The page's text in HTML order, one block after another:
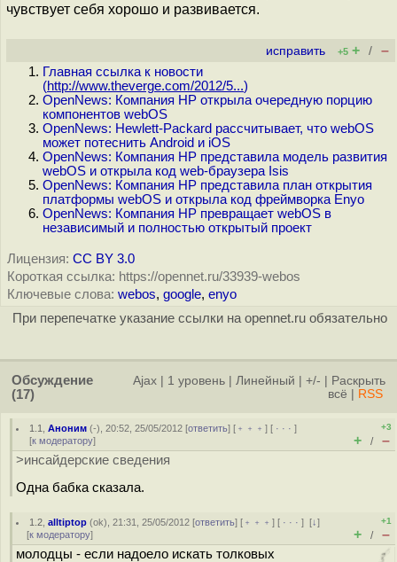
чувствует себя хорошо и развивается.
исправить +5 + / –
Главная ссылка к новости
(http://www.theverge.com/2012/5...)
OpenNews: Компания HP открыла очередную порцию
компонентов webOS
OpenNews: Hewlett-Packard рассчитывает, что webOS
может потеснить Android и iOS
OpenNews: Компания HP представила модель развития
webOS и открыла код web-браузера Isis
OpenNews: Компания HP представила план открытия
платформы webOS и открыла код фреймворка Enyo
OpenNews: Компания HP превращает webOS в
независимый и полностью открытый проект
Лицензия: CC BY 3.0
Короткая ссылка: https://opennet.ru/33939-webos
Ключевые слова: webos, google, enyo
При перепечатке указание ссылки на opennet.ru обязательно
Обсуждение
(17)
Ajax 1 уровень Линейный +/-
Раскрыть
всё
RSS
1.1 ,Аноним (-), 20:52, 25/05/2012 [ответить] [ ﹢﹢﹢] [ · · ·]
[к модератору]
+3
+ / –
>инсайдерские сведения
Одна бабка сказала.
1.2 ,alltiptop (ok), 21:31, 25/05/2012 [ответить] [ ﹢﹢﹢] [ · · ·][↓]
[к модератору]
+1
+ / –
молодцы - если надоело искать толковых